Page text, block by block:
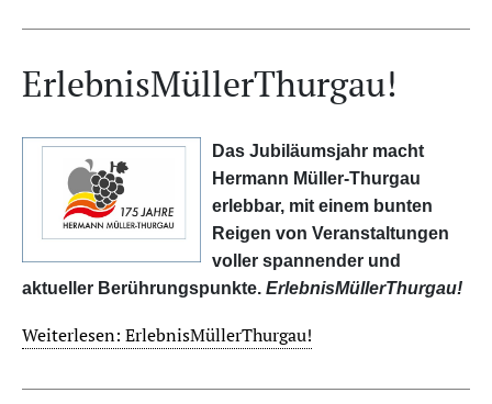
ErlebnisMüllerThurgau!
Das Jubiläumsjahr macht
Hermann Müller-Thurgau
erlebbar, mit einem bunten
Reigen von Veranstaltungen
voller spannender und
aktueller Berührungspunkte. ErlebnisMüllerThurgau!
Weiterlesen: ErlebnisMüllerThurgau!